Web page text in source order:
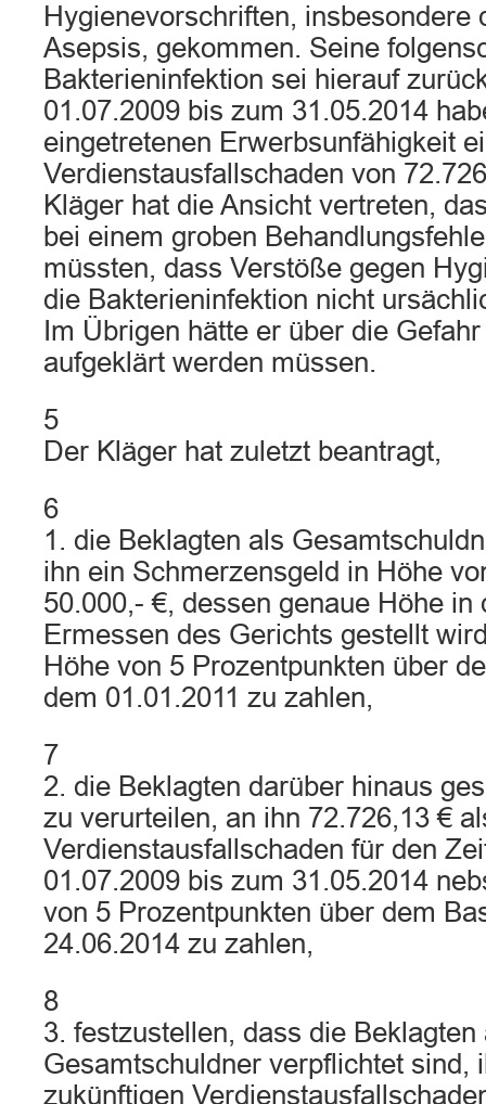
Hygienevorschriften, insbesondere
Asepsis, gekommen. Seine
Bakterieninfektion sei hierauf
01.07.2009 bis zum 31.05.2014
eingetretenen Erwerbsunfähigkeit
Verdienstausfallschaden von
Kläger hat die Ansicht vertreten,
bei einem groben
müssten, dass Verstöße gegen
die Bakterieninfektion nicht
Im Übrigen hätte er über die
aufgeklärt werden müssen.
5
Der Kläger hat zuletzt beantragt,
6
1. die Beklagten als
ihn ein Schmerzensgeld in Höhe
50.000,- €, dessen genaue Höhe
Ermessen des Gerichts gestellt
Höhe von 5 Prozentpunkten über
dem 01.01.2011 zu zahlen,
7
2. die Beklagten darüber hinaus
zu verurteilen, an ihn 72.726,13 €
Verdienstausfallschaden für den
01.07.2009 bis zum 31.05.2014
von 5 Prozentpunkten über dem
24.06.2014 zu zahlen,
8
3. festzustellen, dass die Beklagten
Gesamtschuldner verpflichtet sind,
zukünftigen